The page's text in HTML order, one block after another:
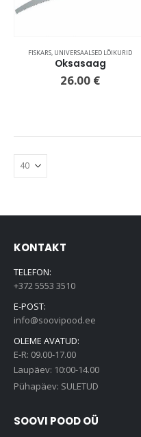
FISKARS, UNIVERSAALSED LÕIKURID
Oksasaag
26.00 €
KONTAKT
TELEFON:
+372 5553 3510
E-POST:
info@soovipood.ee
OLEME AVATUD:
E-R: 09.00-17.00
Laupäev: 10:00-14.00
Pühapäev: SULETUD
SOOVI POOD OÜ